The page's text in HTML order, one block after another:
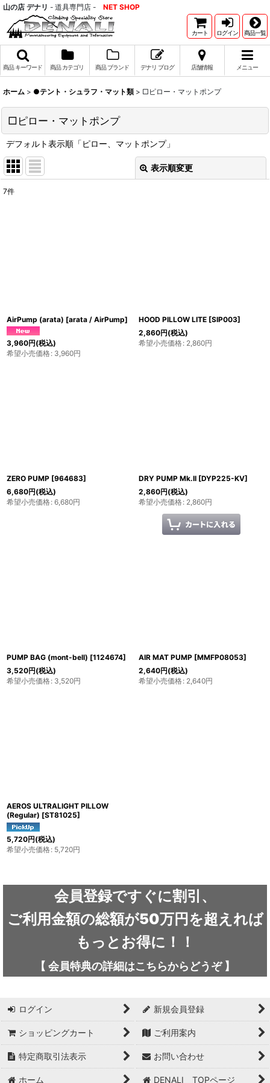
山の店 デナリ - 道具専門店 - NET SHOP
カート ログイン 商品一覧
商品 キーワード 商品 カテゴリ 商品 ブランド デナリ ブログ 店舗情報 メニュー
ホーム > ●テント・シュラフ・マット類 > □ピロー・マットポンプ
□ピロー・マットポンプ
デフォルト表示順「ピロー、マットポンプ」
表示順変更
7件
AirPump (arata) [arata / AirPump]
3,960円(税込)
希望小売価格: 3,960円
HOOD PILLOW LITE [SIP003]
2,860円(税込)
希望小売価格: 2,860円
ZERO PUMP [964683]
6,680円(税込)
希望小売価格: 6,680円
DRY PUMP Mk.II [DYP225-KV]
2,860円(税込)
希望小売価格: 2,860円
PUMP BAG (mont-bell) [1124674]
3,520円(税込)
希望小売価格: 3,520円
AIR MAT PUMP [MMFP08053]
2,640円(税込)
希望小売価格: 2,640円
AEROS ULTRALIGHT PILLOW
(Regular) [ST81025]
5,720円(税込)
希望小売価格: 5,720円
会員登録ですぐに割引、
ご利用金額の総額が50万円を超えれば
もっとお得に！！
【 会員特典の詳細はこちらから どうぞ】
ログイン 新規会員登録
ショッピングカート ご利用案内
特定商取引法表示 お問い合わせ
ホーム DENALI TOPページ